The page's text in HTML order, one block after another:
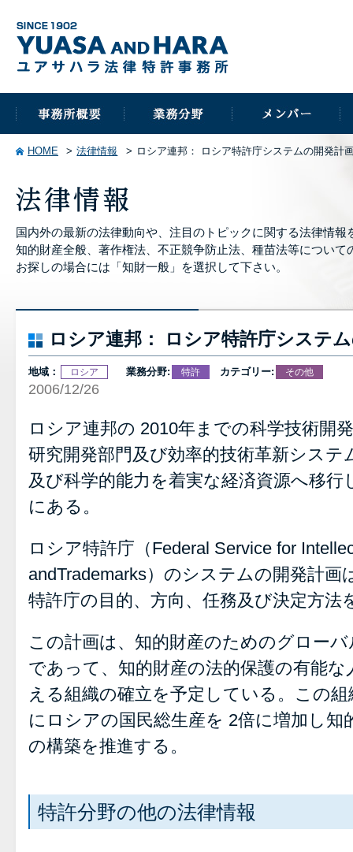
HOME 法律情報 ロシア連邦： ロシア特許庁システムの開発計
国内外の最新の法律動向や、注目のトピックに関する法律情報
知的財産全般、著作権法、不正競争防止法、種苗法等について
お探しの場合には「知財一般」を選択して下さい。
ロシア連邦： ロシア特許庁システ
地域： ロシア 業務分野: 特許 カテゴリー: その他
2006/12/26
ロシア連邦の 2010年までの科学技術開
研究開発部門及び効率的技術革新システ
及び科学的能力を着実な経済資源へ移
にある。
ロシア特許庁（Federal Service for
andTrademarks）のシステムの開発計画
特許庁の目的、方向、任務及び決定方法
この計画は、知的財産のためのグロー
であって、知的財産の法的保護の有能
える組織の確立を予定している。この
にロシアの国民総生産を 2倍に増加し知
の構築を推進する。
特許分野の他の法律情報